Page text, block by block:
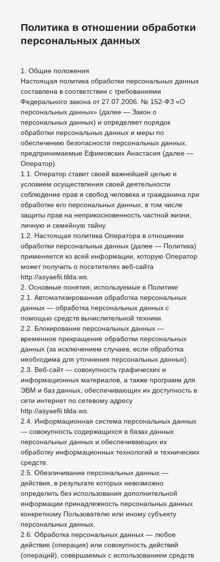
Федерального закона от 27.07.2006. № 152-ФЗ «О
персональных данных» (далее — Закон о
обработки персональных данных и меры по
обеспечению безопасности персональных данных,
предпринимаемые Ефимовских Анастасия (далее —
Оператор).
1.1. Оператор ставит своей важнейшей целью и
условием осуществления своей деятельности
обработке его персональных данных, в том числе
защиты прав на неприкосновенность частной жизни,
личную и семейную тайну.
1.2. Настоящая политика Оператора в отношении
обработки персональных данных (далее — Политика)
применяется ко всей информации, которую Оператор
http://asyaefii.tilda.ws.
2. Основные понятия, используемые в Политике
данных — обработка персональных данных с
помощью средств вычислительной техники.
2.2. Блокирование персональных данных —
данных (за исключением случаев, если обработка
необходима для уточнения персональных данных).
информационных материалов, а также программ для
ЭВМ и баз данных, обеспечивающих их доступность в
сети интернет по сетевому адресу
2.4. Информационная система персональных данных
— совокупность содержащихся в базах данных
обработку информационных технологий и технических
средств.
2.5. Обезличивание персональных данных —
определить без использования дополнительной
информации принадлежность персональных данных
конкретному Пользователю или иному субъекту
2.6. Обработка персональных данных — любое
действие (операция) или совокупность действий
автоматизации или без использования таких средств с
персональными данными, включая сбор, запись,
систематизацию, накопление, хранение, уточнение
(обновление, изменение), извлечение, использование,
передачу (распространение, предоставление, доступ),
обезличивание, блокирование, удаление, уничтожение
2.7. Оператор — государственный орган,
муниципальный орган, юридическое или физическое
лицо, самостоятельно или совместно с другими
лицами организующие и/или осуществляющие
обработку персональных данных, а также
определяющие цели обработки персональных
обработке, действия (операции), совершаемые с
персональными данными.
относящаяся прямо или косвенно к определенному
или определяемому Пользователю веб-сайта
http://asyaefii.tilda.ws.
персональных данных для распространения, —
персональных данных